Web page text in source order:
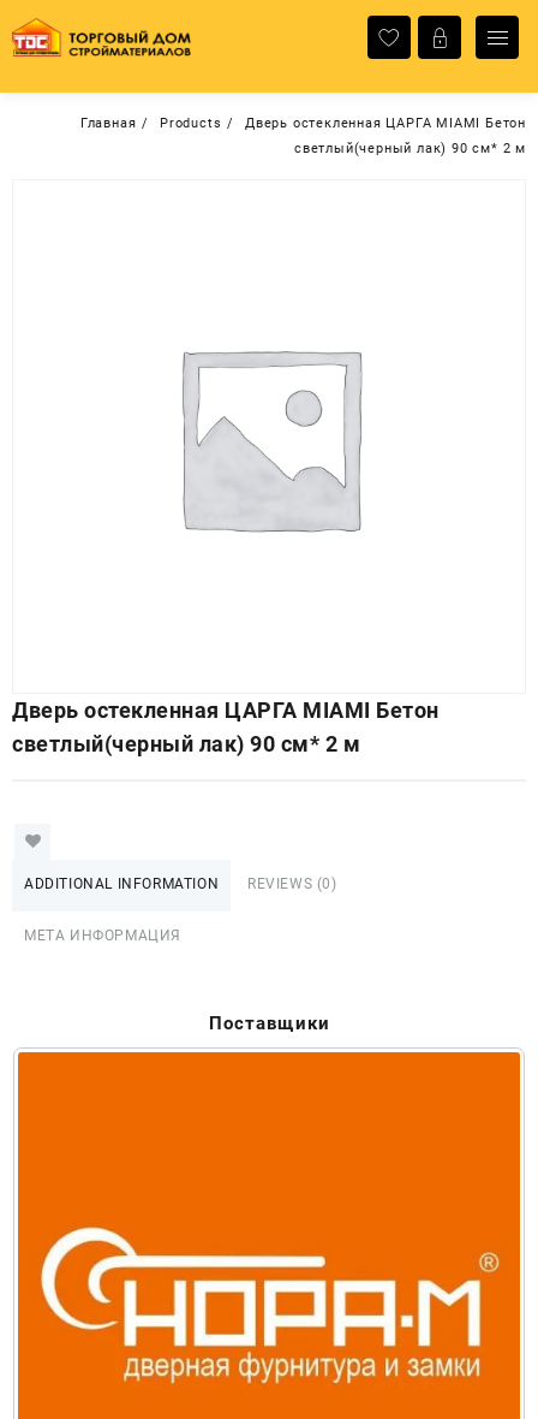
содержимому
Главная Products
Дверь остекленная ЦАРГА MIAMI Бетон
светлый(черный лак) 90 см* 2 м
Дверь остекленная ЦАРГА MIAMI Бетон
светлый(черный лак) 90 см* 2 м
ADDITIONAL INFORMATION REVIEWS (0)
МЕТА ИНФОРМАЦИЯ
Поставщики